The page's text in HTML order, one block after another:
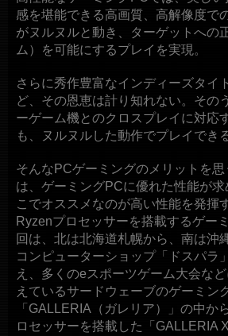
感を堪能できる高画質、高解像度で
がヌルヌルと動き、ターゲットへの
ム）を可能にするプレイを実現。
さらに秀作豊富なインディーズタイ
ど、その恩恵は計り知れない。その
ーゲーム機とのクロスプレイに対応
も、ヌルヌルした動作でプレイでき
そんなPCゲーミングのメリットを
は、ゲーミングPCに優れた性能が
こでオススメなのが高い性能を発揮
Ryzenプロセッサーを搭載するゲー
回は、北は北海道札幌から、南は沖
コンピューターショップ「ドスパラ
え、多くのeスポーツゲーム大会な
えているサードウェーブのゲーミン
「GALLERIA（ガレリア）」の中か
ロセッサーを搭載した「GALLERIA